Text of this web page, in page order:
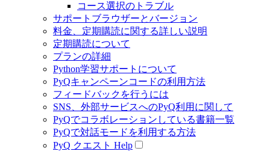
コース選択のトラブル
サポートブラウザーとバージョン
料金、定期購読に関する詳しい説明
定期購読について
プランの詳細
Python学習サポートについて
PyQキャンペーンコードの利用方法
フィードバックを行うには
SNS、外部サービスへのPyQ利用に関して
PyQでコラボレーションしている書籍一覧
PyQで対話モードを利用する方法
PyQ クエスト Help